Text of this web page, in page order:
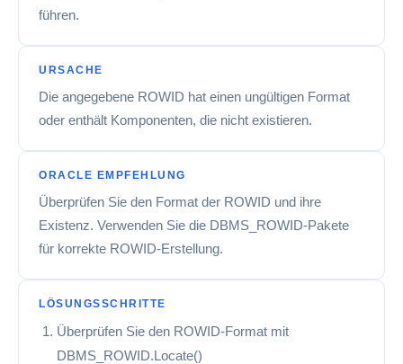
führen.
URSACHE
Die angegebene ROWID hat einen ungültigen Format
oder enthält Komponenten, die nicht existieren.
ORACLE EMPFEHLUNG
Überprüfen Sie den Format der ROWID und ihre
Existenz. Verwenden Sie die DBMS_ROWID-Pakete
für korrekte ROWID-Erstellung.
LÖSUNGSSCHRITTE
Überprüfen Sie den ROWID-Format mit
DBMS_ROWID.Locate()